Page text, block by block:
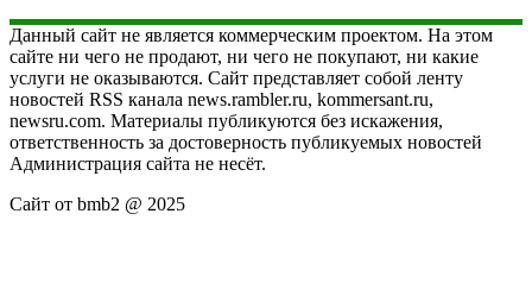
Данный сайт не является коммерческим проектом. На этом
сайте ни чего не продают, ни чего не покупают, ни какие
услуги не оказываются. Сайт представляет собой ленту
новостей RSS канала news.rambler.ru, kommersant.ru,
newsru.com. Материалы публикуются без искажения,
ответственность за достоверность публикуемых новостей
Администрация сайта не несёт.
Сайт от bmb2 @ 2025